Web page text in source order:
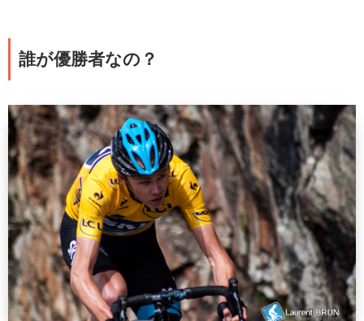
誰が優勝者なの？